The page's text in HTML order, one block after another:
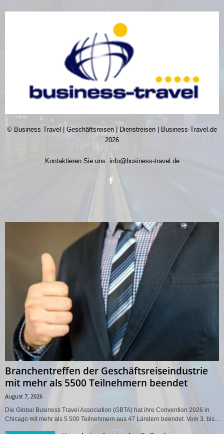
© Business Travel | Geschäftsreisen | Dienstreisen | Business-Travel.de
2026
Kontaktieren Sie uns: info@business-travel.de
Branchentreffen der Geschäftsreiseindustrie
mit mehr als 5500 Teilnehmern beendet
August 7, 2026
Die Global Business Travel Association (GBTA) hat ihre Convention 2026 in
Chicago mit mehr als 5.500 Teilnehmern aus 47 Ländern beendet. Vom 3. bis...